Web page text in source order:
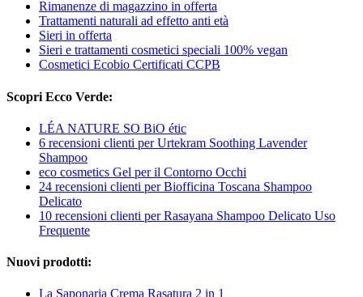
Rimanenze di magazzino in offerta
Trattamenti naturali ad effetto anti età
Sieri in offerta
Sieri e trattamenti cosmetici speciali 100% vegan
Cosmetici Ecobio Certificati CCPB
Scopri Ecco Verde:
LÉA NATURE SO BiO étic
6 recensioni clienti per Urtekram Soothing Lavender
Shampoo
eco cosmetics Gel per il Contorno Occhi
24 recensioni clienti per Biofficina Toscana Shampoo
Delicato
10 recensioni clienti per Rasayana Shampoo Delicato Uso
Frequente
Nuovi prodotti:
La Saponaria Crema Rasatura 2 in 1